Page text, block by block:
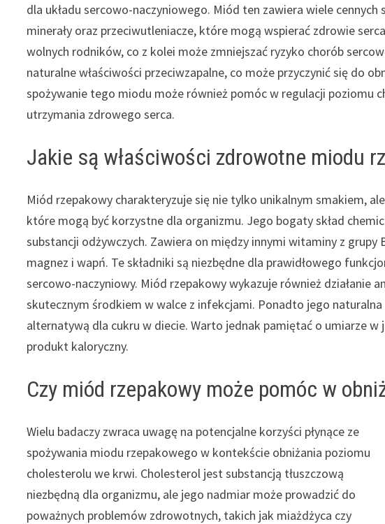
dla układu sercowo-naczyniowego. Miód ten zawiera wiele
minerały oraz przeciwutleniacze, które mogą wspierać zdrowie
wolnych rodników, co z kolei może zmniejszać ryzyko chorób
naturalne właściwości przeciwzapalne, co może przyczynić się do
spożywanie tego miodu może również pomóc w regulacji poziomu
utrzymania zdrowego serca.
Jakie są właściwości zdrowotne miodu
Miód rzepakowy charakteryzuje się nie tylko unikalnym smakiem,
które mogą być korzystne dla organizmu. Jego bogaty skład
substancji odżywczych. Zawiera on między innymi witaminy z grupy
magnez i wapń. Te składniki są niezbędne dla prawidłowego
sercowo-naczyniowy. Miód rzepakowy wykazuje również działanie
skutecznym środkiem w walce z infekcjami. Ponadto jego naturalna
alternatywą dla cukru w diecie. Warto jednak pamiętać o umiarze
produkt kaloryczny.
Czy miód rzepakowy może pomóc w
Wielu badaczy zwraca uwagę na potencjalne korzyści płynące ze
spożywania miodu rzepakowego w kontekście obniżania poziomu
cholesterolu we krwi. Cholesterol jest substancją tłuszczową
niezbędną dla organizmu, ale jego nadmiar może prowadzić do
poważnych problemów zdrowotnych, takich jak miażdżyca czy